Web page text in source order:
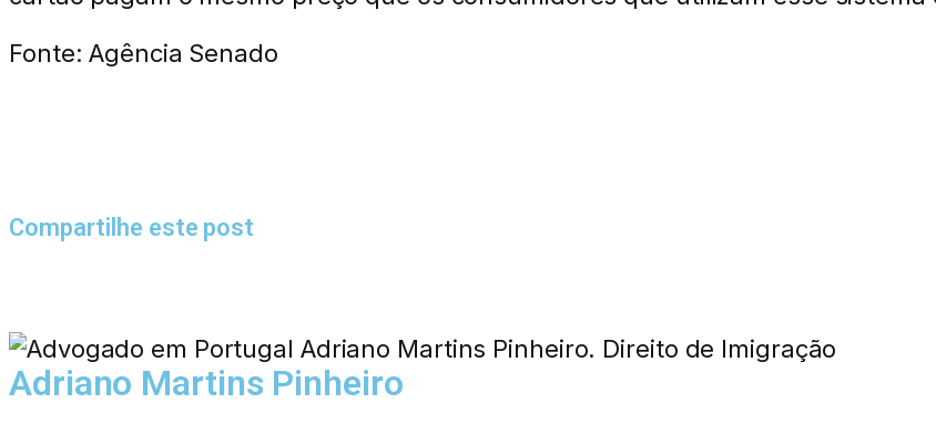
Fonte: Agência Senado
Compartilhe este post
Adriano Martins Pinheiro